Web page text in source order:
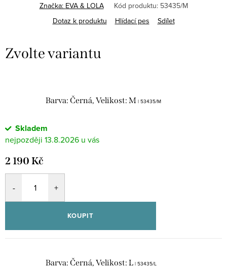
Značka: EVA & LOLA Kód produktu: 53435/M
Dotaz k produktu
Hlídací pes Sdílet
Barva: Černá, Velikost: M | 53435/M
Skladem
13.8.2026
2 190 Kč
KOUPIT
Barva: Černá, Velikost: L | 53435/L